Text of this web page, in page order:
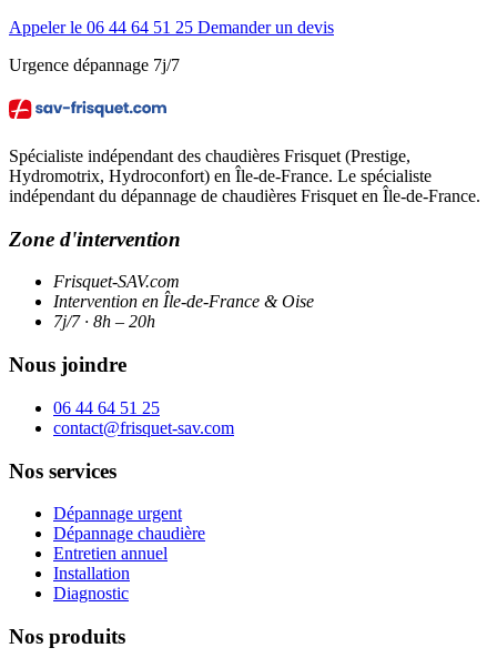
Appeler le 06 44 64 51 25 Demander un devis
Urgence dépannage 7j/7
Spécialiste indépendant des chaudières Frisquet (Prestige,
Hydromotrix, Hydroconfort) en Île-de-France. Le spécialiste
indépendant du dépannage de chaudières Frisquet en Île-de-France.
Zone d'intervention
Frisquet-SAV.com
Intervention en Île-de-France & Oise
7j/7 · 8h – 20h
Nous joindre
06 44 64 51 25
contact@frisquet-sav.com
Nos services
Dépannage urgent
Dépannage chaudière
Entretien annuel
Installation
Diagnostic
Nos produits